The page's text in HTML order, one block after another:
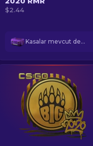
$2.44
Kasalar mevcut değil